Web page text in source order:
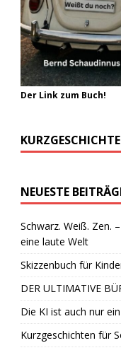
Der Link zum Buch!
NEUESTE
Schwarz. Weiß. Zen.
eine laute Welt
Skizzenbuch für
DER ULTIMATIVE
Die KI ist auch nur
Kurzgeschichten für